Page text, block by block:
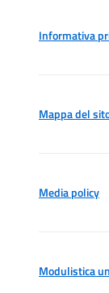
Informativa
Mappa del
Media policy
Modulistica